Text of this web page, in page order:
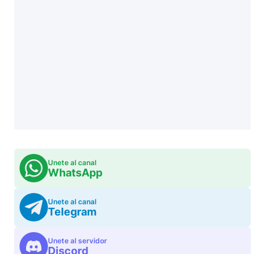
Unete al canal
WhatsApp
Unete al canal
Telegram
Unete al servidor
Discord